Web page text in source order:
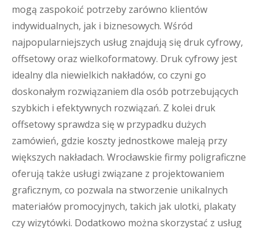
mogą zaspokoić potrzeby zarówno klientów
indywidualnych, jak i biznesowych. Wśród
najpopularniejszych usług znajdują się druk cyfrowy,
offsetowy oraz wielkoformatowy. Druk cyfrowy jest
idealny dla niewielkich nakładów, co czyni go
doskonałym rozwiązaniem dla osób potrzebujących
szybkich i efektywnych rozwiązań. Z kolei druk
offsetowy sprawdza się w przypadku dużych
zamówień, gdzie koszty jednostkowe maleją przy
większych nakładach. Wrocławskie firmy poligraficzne
oferują także usługi związane z projektowaniem
graficznym, co pozwala na stworzenie unikalnych
materiałów promocyjnych, takich jak ulotki, plakaty
czy wizytówki. Dodatkowo można skorzystać z usług